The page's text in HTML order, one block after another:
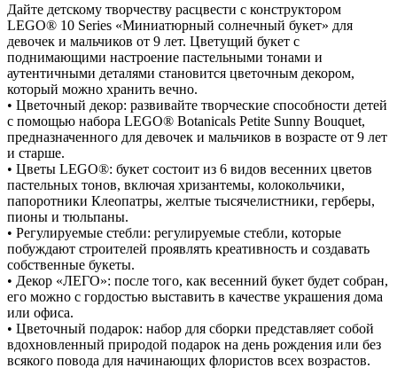
Дайте детскому творчеству расцвести с конструктором
LEGO® 10 Series «Миниатюрный солнечный букет» для
девочек и мальчиков от 9 лет. Цветущий букет с
поднимающими настроение пастельными тонами и
аутентичными деталями становится цветочным декором,
который можно хранить вечно.
• Цветочный декор: развивайте творческие способности детей
с помощью набора LEGO® Botanicals Petite Sunny Bouquet,
предназначенного для девочек и мальчиков в возрасте от 9 лет
и старше.
• Цветы LEGO®: букет состоит из 6 видов весенних цветов
пастельных тонов, включая хризантемы, колокольчики,
папоротники Клеопатры, желтые тысячелистники, герберы,
пионы и тюльпаны.
• Регулируемые стебли: регулируемые стебли, которые
побуждают строителей проявлять креативность и создавать
собственные букеты.
• Декор «ЛЕГО»: после того, как весенний букет будет собран,
его можно с гордостью выставить в качестве украшения дома
или офиса.
• Цветочный подарок: набор для сборки представляет собой
вдохновленный природой подарок на день рождения или без
всякого повода для начинающих флористов всех возрастов.